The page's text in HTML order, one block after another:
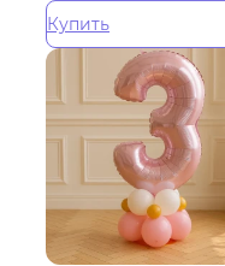
Купить